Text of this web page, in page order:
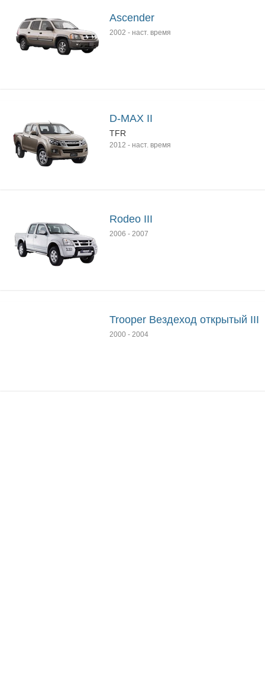
Ascender
2002 - наст. время
D-MAX II
TFR
2012 - наст. время
Rodeo III
2006 - 2007
Trooper Вездеход открытый III
2000 - 2004